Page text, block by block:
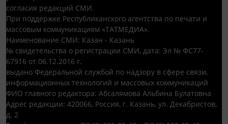
согласия редакций СМИ.
При поддержке Республиканского агентства по печати и
массовым коммуникациям «ТАТМЕДИА».
Наименование СМИ: Казан - Казань
№ свидетельства о регистрации СМИ, дата: Эл № ФС77-
67916 от 06.12.2016 г.
выдано Федеральной службой по надзору в сфере связи,
информационных технологий и массовых коммуникаций
ФИО главного редактора: Абсалямова Альбина Булатовна
Адрес редакции: 420066, Россия, г. Казань, ул. Декабристов,
д. 2